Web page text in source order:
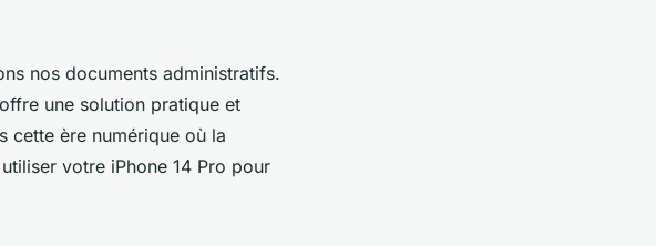
nos documents administratifs.
une solution pratique et
cette ère numérique où la
votre iPhone 14 Pro pour